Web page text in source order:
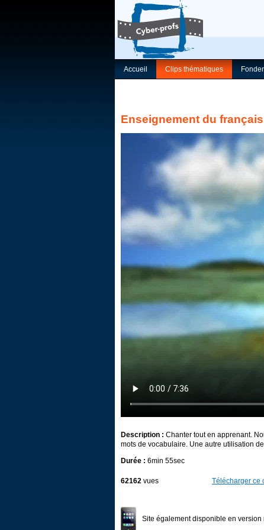
Accueil Clips thématiques
Enseignement du
Description : Chanter tout en apprenant.
mots de vocabulaire. Une autre utilisation
Durée : 6min 55sec
62162 vues Télécharger ce
Site également disponible en version